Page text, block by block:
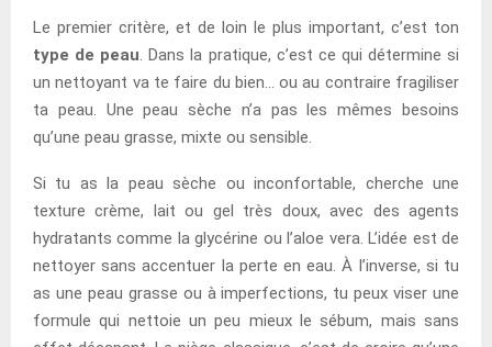
Le premier critère, et de loin le plus important, c’est ton
type de peau . Dans la pratique, c’est ce qui détermine si
un nettoyant va te faire du bien… ou au contraire fragiliser
ta peau. Une peau sèche n’a pas les mêmes besoins
qu’une peau grasse, mixte ou sensible.
Si tu as la peau sèche ou inconfortable, cherche une
texture crème, lait ou gel très doux, avec des agents
hydratants comme la glycérine ou l’aloe vera. L’idée est de
nettoyer sans accentuer la perte en eau. À l’inverse, si tu
as une peau grasse ou à imperfections, tu peux viser une
formule qui nettoie un peu mieux le sébum, mais sans